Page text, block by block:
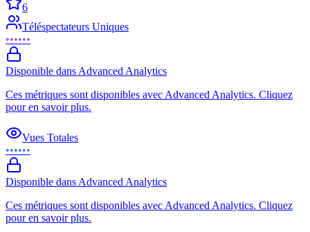
6
Téléspectateurs Uniques
••••••
Disponible dans Advanced Analytics
Ces métriques sont disponibles avec Advanced Analytics. Cliquez
pour en savoir plus.
Vues Totales
••••••
Disponible dans Advanced Analytics
Ces métriques sont disponibles avec Advanced Analytics. Cliquez
pour en savoir plus.